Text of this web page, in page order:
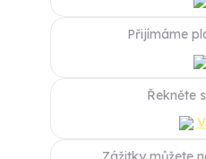
Přijímáme
Řekněte